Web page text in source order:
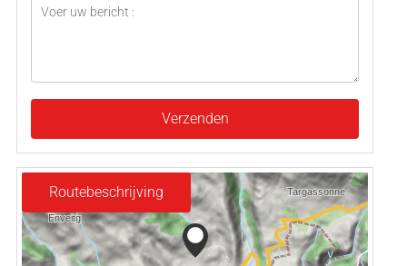
Verzenden
Routebeschrijving